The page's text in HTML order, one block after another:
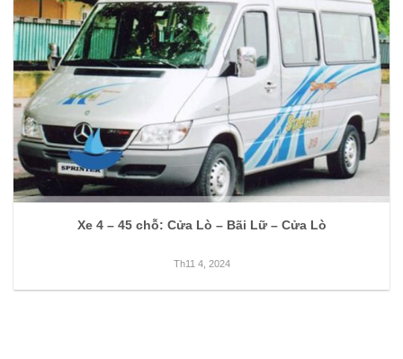
Xe 4 – 45 chỗ: Cửa Lò – Bãi Lữ – Cửa Lò
Th11 4, 2024